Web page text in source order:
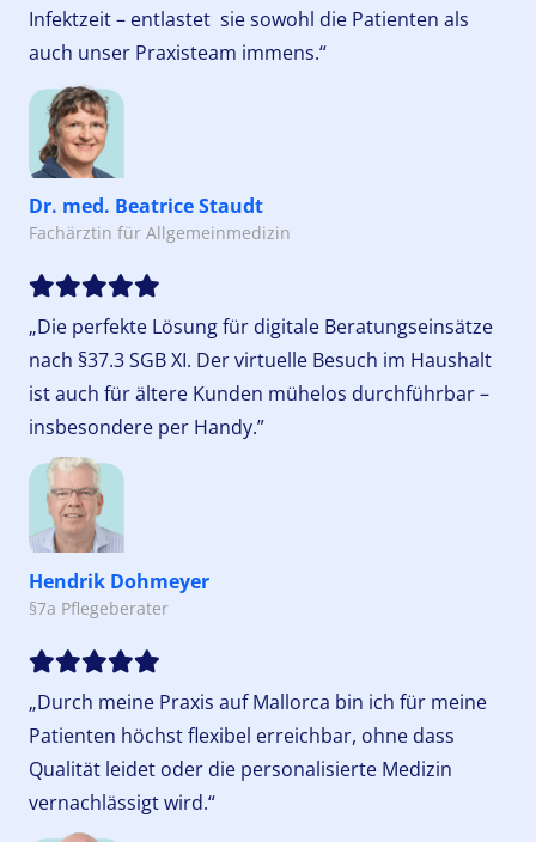
Infektzeit – entlastet sie sowohl die Patienten als
auch unser Praxisteam immens.“
Dr. med. Beatrice Staudt
Fachärztin für Allgemeinmedizin
„Die perfekte Lösung für digitale Beratungseinsätze
nach §37.3 SGB XI. Der virtuelle Besuch im Haushalt
ist auch für ältere Kunden mühelos durchführbar –
insbesondere per Handy.”
Hendrik Dohmeyer
§7a Pflegeberater
„Durch meine Praxis auf Mallorca bin ich für meine
Patienten höchst flexibel erreichbar, ohne dass
Qualität leidet oder die personalisierte Medizin
vernachlässigt wird.“